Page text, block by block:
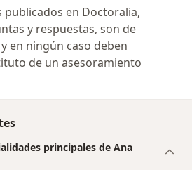
publicados en Doctoralia,
y respuestas, son de
en ningún caso deben
de un asesoramiento
principales de Ana